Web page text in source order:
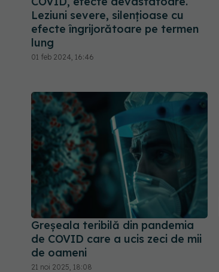
Leziuni severe, silențioase cu
efecte îngrijorătoare pe termen
lung
01 feb 2024, 16:46
Greșeala teribilă din pandemia
de COVID care a ucis zeci de mii
de oameni
21 noi 2025, 18:08